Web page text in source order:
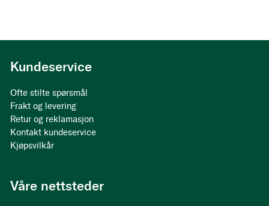
Kundeservice
Ofte stilte spørsmål
Frakt og levering
Retur og reklamasjon
Kontakt kundeservice
Kjøpsvilkår
Våre nettsteder